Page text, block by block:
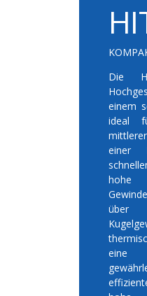
Die
einem
ideal
einer
hohe
über
eine